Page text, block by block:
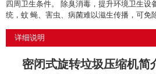
四周卫生条件。 除臭消毒，提升环境卫生设
统，蚊 蝇、害虫、病菌难以滋生传播，可
详细说明
密闭式旋转垃圾压缩机简